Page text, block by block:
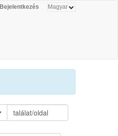
Bejelentkezés
találat/oldal